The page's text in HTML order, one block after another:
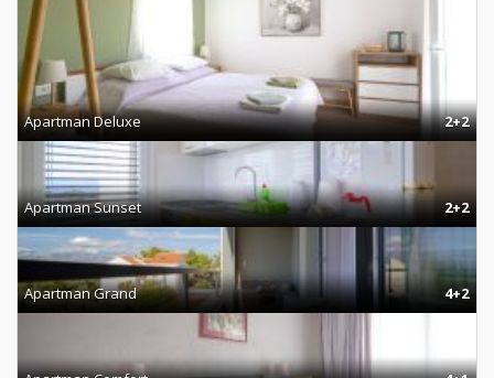
Apartman Deluxe 2+2
Apartman Sunset 2+2
Apartman Grand 4+2